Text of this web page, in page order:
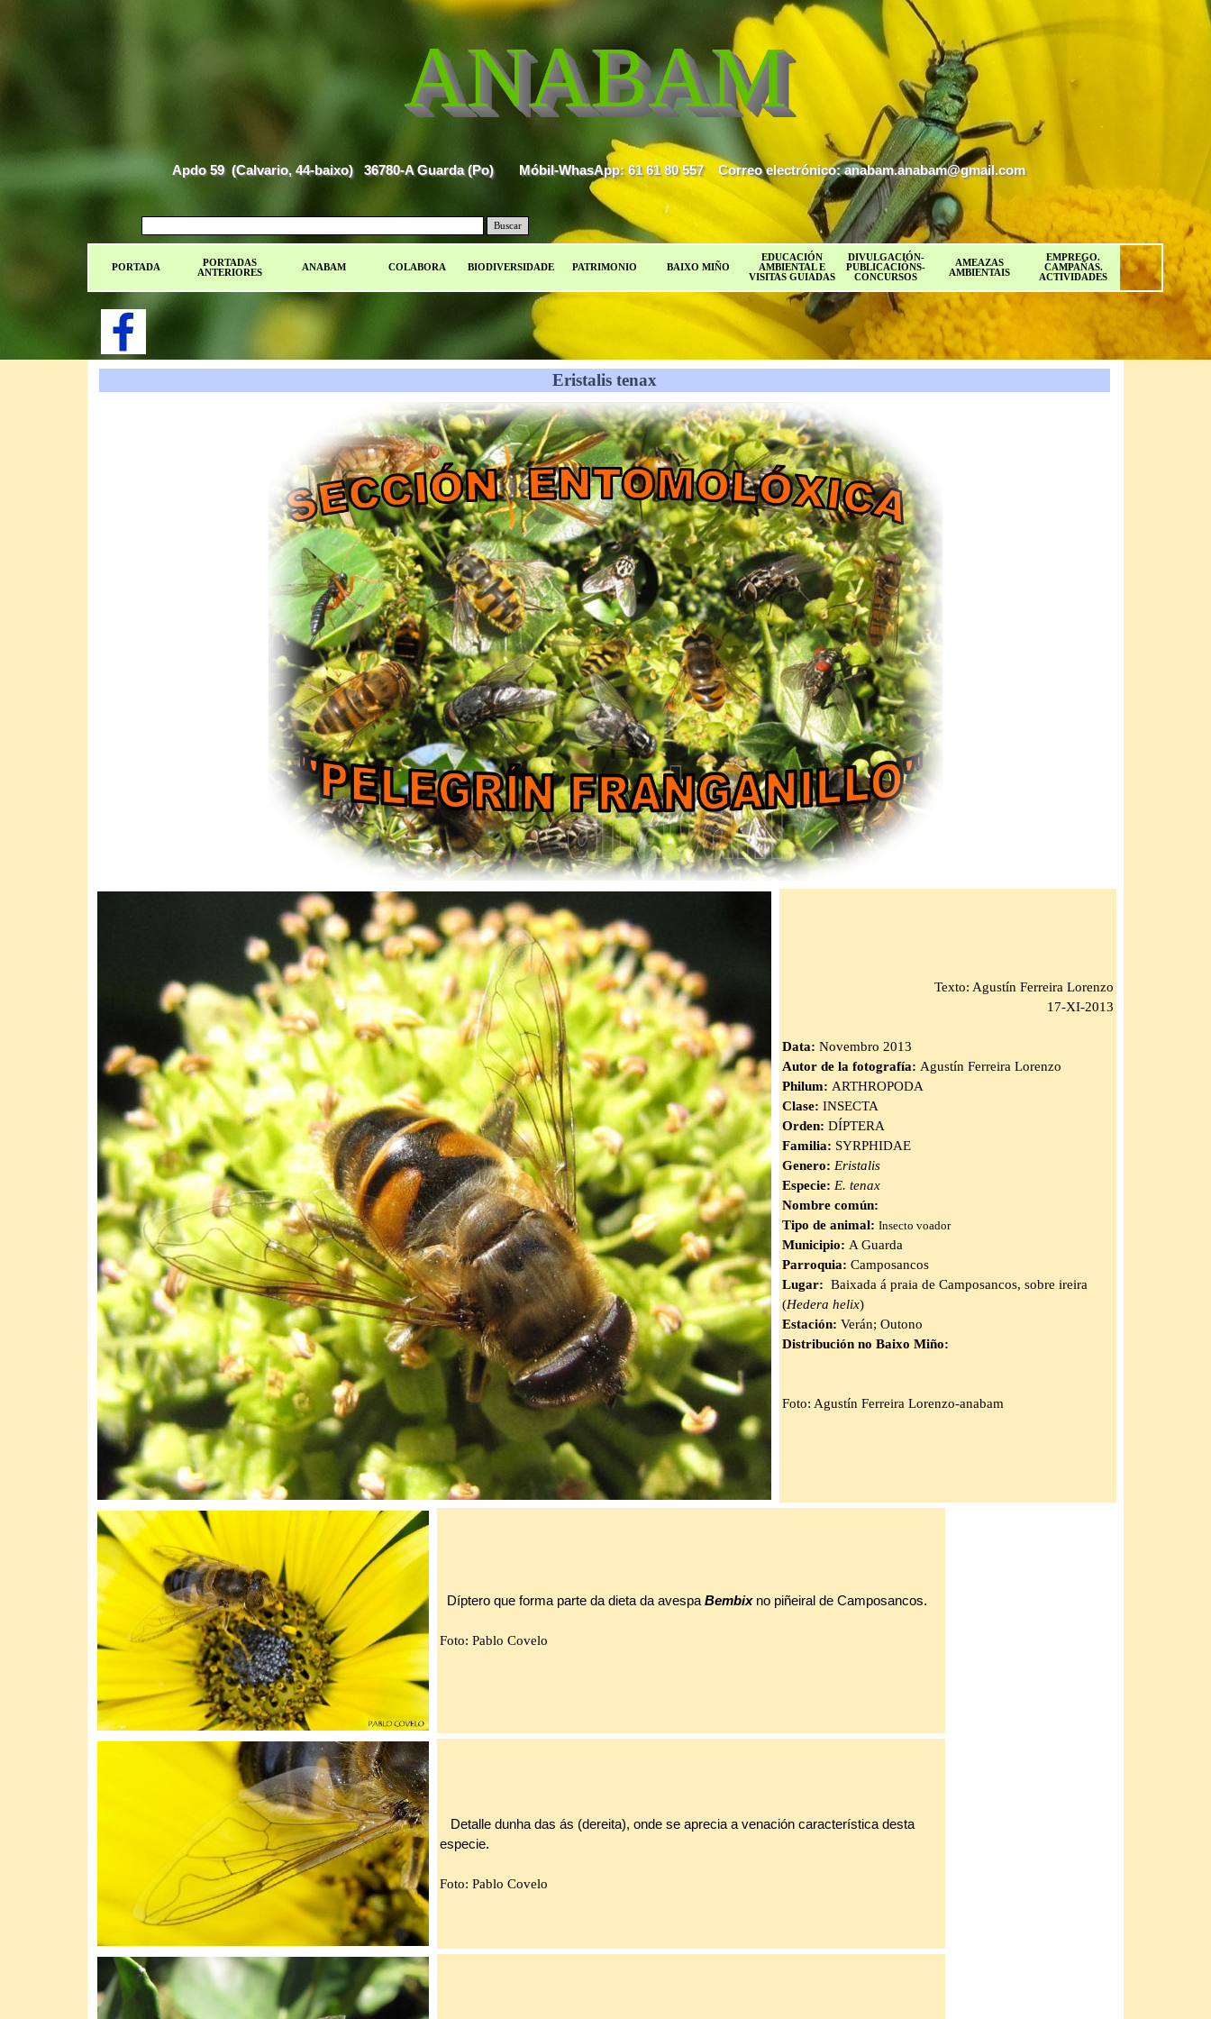
PORTADA
PORTADAS
ANTERIORES
ANABAM COLABORA BIODIVERSIDADE PATRIMONIO BAIXO MIÑO
EDUCACIÓN
AMBIENTAL E
VISITAS GUIADAS
DIVULGACIÓN-
PUBLICACIÓNS-
CONCURSOS
AMEAZAS
AMBIENTAIS
EMPREGO.
CAMPAÑAS.
ACTIVIDADES
ANABAM
Apdo 59  (Calvario, 44-baixo)   36780-A Guarda (Po)       Móbil-WhasApp: 61 61 80 557    Correo electrónico: anabam.anabam@gmail.com
Buscar
Eristalis tenax
Texto: Agustín Ferreira Lorenzo
17-XI-2013
Data: Novembro 2013
Autor de la fotografía: Agustín Ferreira Lorenzo
Philum: ARTHROPODA
Clase: INSECTA
Orden: DÍPTERA
Familia: SYRPHIDAE
Genero: Eristalis
Especie: E. tenax
Nombre común:
Tipo de animal: Insecto voador
Municipio: A Guarda
Parroquia: Camposancos
Lugar: Baixada á praia de Camposancos, sobre ireira
(Hedera helix)
Estación: Verán; Outono
Distribución no Baixo Miño:
Foto: Agustín Ferreira Lorenzo-anabam
Díptero que forma parte da dieta da avespa Bembix no piñeiral de Camposancos.
Foto: Pablo Covelo
Detalle dunha das ás (dereita), onde se aprecia a venación característica desta
especie.
Foto: Pablo Covelo